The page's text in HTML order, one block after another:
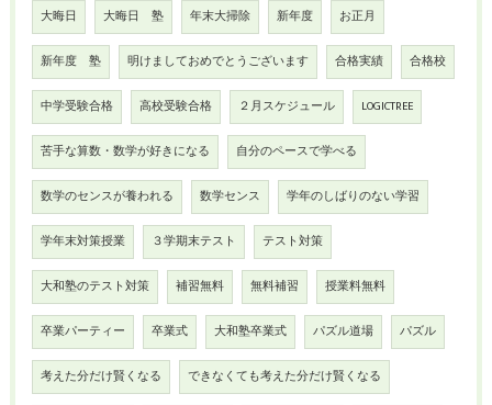
大晦日 大晦日 塾 年末大掃除 新年度 お正月
新年度 塾 明けましておめでとうございます 合格実績 合格校
中学受験合格 高校受験合格 ２月スケジュール LOGICTREE
苦手な算数・数学が好きになる 自分のペースで学べる
数学のセンスが養われる 数学センス 学年のしばりのない学習
学年末対策授業 ３学期末テスト テスト対策
大和塾のテスト対策 補習無料 無料補習 授業料無料
卒業パーティー 卒業式 大和塾卒業式 パズル道場 パズル
考えた分だけ賢くなる できなくても考えた分だけ賢くなる